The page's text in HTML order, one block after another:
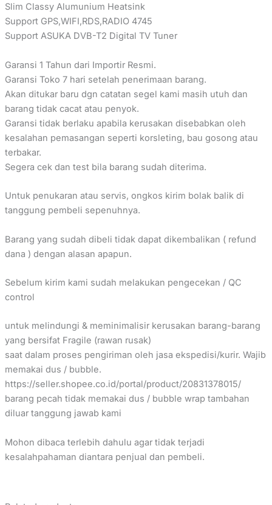
Slim Classy Alumunium Heatsink
Support GPS,WIFI,RDS,RADIO 4745
Support ASUKA DVB-T2 Digital TV Tuner
Garansi 1 Tahun dari Importir Resmi.
Garansi Toko 7 hari setelah penerimaan barang.
Akan ditukar baru dgn catatan segel kami masih utuh dan
barang tidak cacat atau penyok.
Garansi tidak berlaku apabila kerusakan disebabkan oleh
kesalahan pemasangan seperti korsleting, bau gosong atau
terbakar.
Segera cek dan test bila barang sudah diterima.
Untuk penukaran atau servis, ongkos kirim bolak balik di
tanggung pembeli sepenuhnya.
Barang yang sudah dibeli tidak dapat dikembalikan ( refund
dana ) dengan alasan apapun.
Sebelum kirim kami sudah melakukan pengecekan / QC
control
untuk melindungi & meminimalisir kerusakan barang-barang
yang bersifat Fragile (rawan rusak)
saat dalam proses pengiriman oleh jasa ekspedisi/kurir. Wajib
memakai dus / bubble.
https://seller.shopee.co.id/portal/product/20831378015/
barang pecah tidak memakai dus / bubble wrap tambahan
diluar tanggung jawab kami
Mohon dibaca terlebih dahulu agar tidak terjadi
kesalahpahaman diantara penjual dan pembeli.